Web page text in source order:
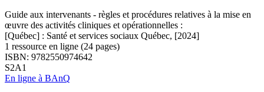
Guide aux intervenants - règles et procédures relatives à la mise en
œuvre des activités cliniques et opérationnelles :
[Québec] : Santé et services sociaux Québec, [2024]
1 ressource en ligne (24 pages)
ISBN: 9782550974642
S2A1
En ligne à BAnQ